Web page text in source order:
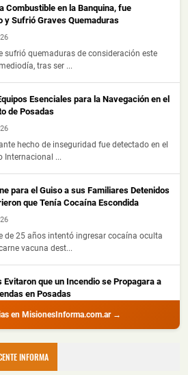
Combustible en la Banquina, fue
y Sufrió Graves Quemaduras
sufrió quemaduras de consideración este
tras ser ...
Esenciales para la Navegación en el
de Posadas
hecho de inseguridad fue detectado en el
Internacional ...
para el Guiso a sus Familiares Detenidos
que Tenía Cocaína Escondida
de 25 años intentó ingresar cocaína oculta
vacuna dest...
Evitaron que un Incendio se Propagara a
en Posadas
registrado durante la mañana de este
los Vendió a un Vecino y Terminó
en MisionesInforma.com.ar →
INFORMA